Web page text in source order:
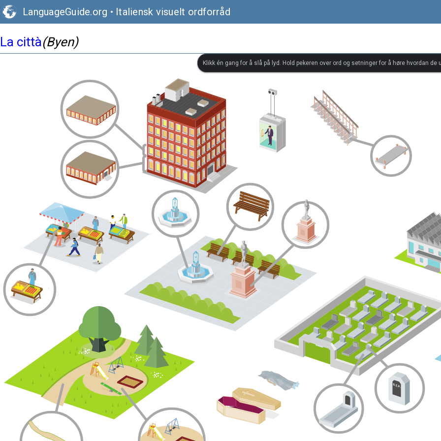
LanguageGuide.org • Italiensk visuelt ordforråd
La città(Byen)
Klikk én gang for å slå på lyd. Hold pekeren over ord og setninger for å høre hvordan de